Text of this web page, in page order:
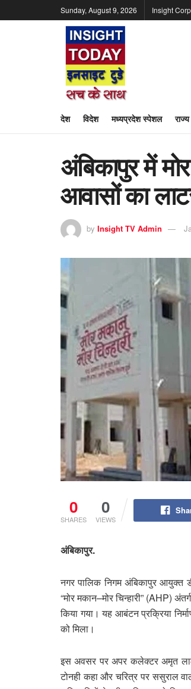
Sunday, August 9, 2026 Insight
देश विदेश मध्यप्रदेश स्पेशल राज्य
अंबिकापुर में
आवासों का
by Insight TV Admin
0
SHARES
0
VIEWS
अंबिकापुर.
नगर पालिक निगम अंबिकापुर आयुक्त
“मोर मकान–मोर चिन्हारी” (AHP)
किया गया। यह आबंटन प्रक्रिया
को मिला।
इस अवसर पर अपर कलेक्टर अमृत
टोनही कहा और चरित्र पर ससुराल